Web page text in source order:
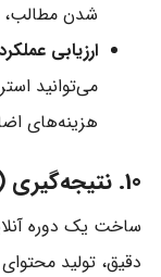
شدن مطالب،
ارزیابی
می‌توانید
هزینه‌های
10. نتیجه‌گیری (ساخت دوره آنلاین)
ساخت یک دوره
دقیق، تولید